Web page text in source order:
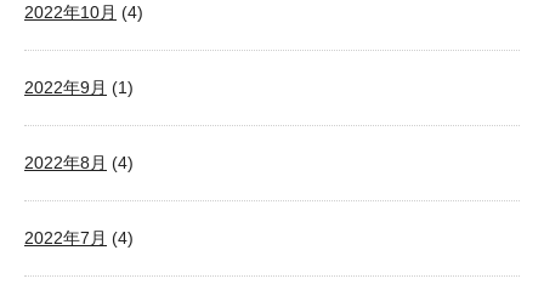
2022年10月 (4)
2022年9月 (1)
2022年8月 (4)
2022年7月 (4)